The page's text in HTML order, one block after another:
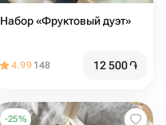
Набор «Фруктовый дуэт»
4.99 148 12 500֏
-25%